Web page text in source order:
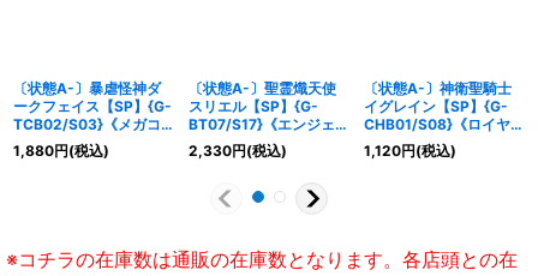
〔状態A-〕暴虐怪神ダ
ークフェイス【SP】{G-
TCB02/S03}《メガコ
ロニー》
1,880円(税込)
〔状態A-〕聖霊熾天使
スリエル【SP】{G-
BT07/S17}《エンジェル
フェザー》
2,330円(税込)
〔状態A-〕神衛聖騎士
イグレイン【SP】{G-
CHB01/S08}《ロイヤル
パラディン》
1,120円(税込)
※コチラの在庫数は通販の在庫数となります。各店頭との在